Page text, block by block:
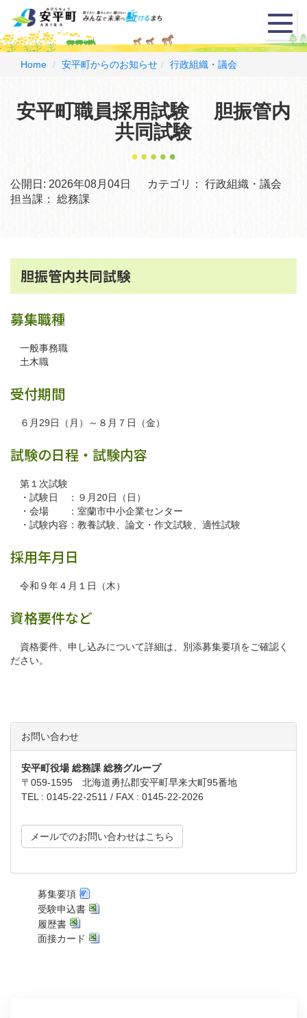
メ
ニ
ュ
Home 安平町からのお知らせ 行政組織・議会
安平町職員採用試験 胆振管内
共同試験
公開日: 2026年08月04日 カテゴリ：
行政組織・議会
担当課：
総務課
胆振管内共同試験
募集職種
一般事務職
土木職
受付期間
６月29日（月）～８月７日（金）
試験の日程・試験内容
第１次試験
・試験日 ：９月20日（日）
・会場 ：室蘭市中小企業センター
・試験内容：教養試験、論文・作文試験、適性試験
採用年月日
令和９年４月１日（木）
資格要件など
資格要件、申し込みについて詳細は、別添募集要項をご確認く
ださい。
お問い合わせ
安平町役場 総務課 総務グループ
〒059-1595 北海道勇払郡安平町早来大町95番地
TEL : 0145-22-2511 / FAX : 0145-22-2026
メールでのお問い合わせはこちら
募集要項
受験申込書
履歴書
面接カード